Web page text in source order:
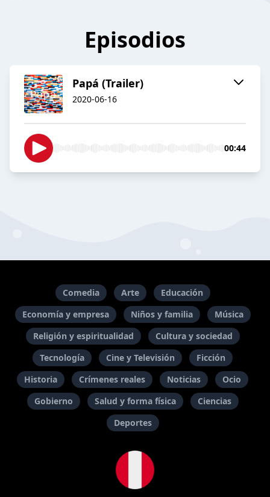
Episodios
Papá (Trailer)
2020-06-16
00:44
Comedia Arte
Educación
Economía y empresa
Niños y familia
Música
Religión y espiritualidad
Cultura y sociedad
Tecnología
Cine y Televisión
Ficción
Historia
Crímenes reales Noticias
Ocio
Gobierno
Salud y forma física
Ciencias
Deportes